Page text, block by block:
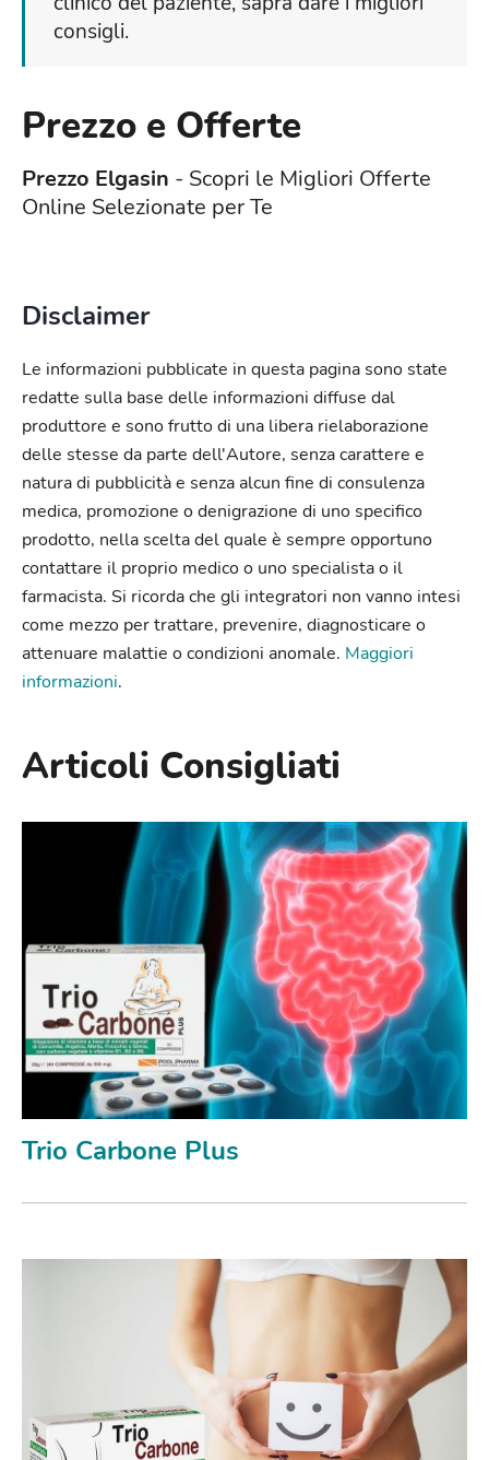
consigli.
Prezzo e Offerte
Prezzo Elgasin - Scopri le Migliori Offerte
Online Selezionate per Te
Disclaimer
Le informazioni pubblicate in questa pagina sono state
redatte sulla base delle informazioni diffuse dal
produttore e sono frutto di una libera rielaborazione
delle stesse da parte dell'Autore, senza carattere e
natura di pubblicità e senza alcun fine di consulenza
medica, promozione o denigrazione di uno specifico
prodotto, nella scelta del quale è sempre opportuno
contattare il proprio medico o uno specialista o il
farmacista. Si ricorda che gli integratori non vanno intesi
come mezzo per trattare, prevenire, diagnosticare o
attenuare malattie o condizioni anomale. Maggiori
informazioni.
Articoli Consigliati
Trio Carbone Plus